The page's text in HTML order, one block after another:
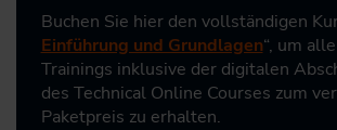
Buchen Sie hier den vollständigen
Einführung und Grundlagen“, um
Trainings inklusive der digitalen
des Technical Online Courses zum
Paketpreis zu erhalten.